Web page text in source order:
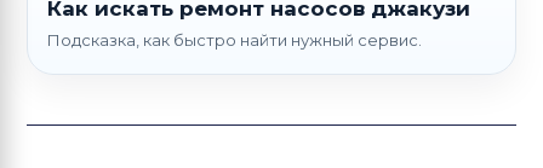
Как искать ремонт насосов джакузи
Подсказка, как быстро найти нужный сервис.